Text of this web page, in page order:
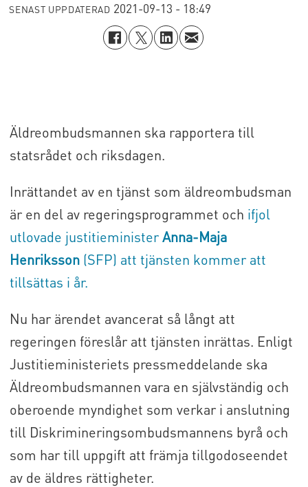
SENAST UPPDATERAD 2021-09-13 - 18:49
Äldreombudsmannen ska rapportera till
statsrådet och riksdagen.
Inrättandet av en tjänst som äldreombudsman
är en del av regeringsprogrammet och ifjol
utlovade justitieministerAnna-Maja
Henriksson(SFP) att tjänsten kommer att
tillsättas i år.
Nu har ärendet avancerat så långt att
regeringen föreslår att tjänsten inrättas. Enligt
Justitieministeriets pressmeddelande ska
Äldreombudsmannen vara en självständig och
oberoende myndighet som verkar i anslutning
till Diskrimineringsombudsmannens byrå och
som har till uppgift att främja tillgodoseendet
av de äldres rättigheter.